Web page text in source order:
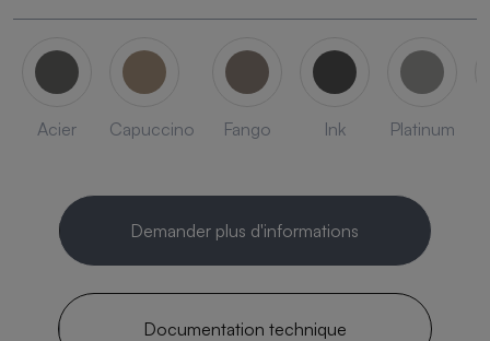
Acier Capuccino Fango Ink Platinum
Demander plus d'informations
Documentation technique